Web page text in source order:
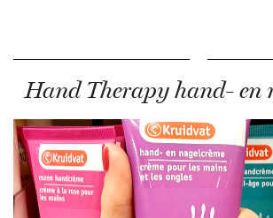
Hand Therapy hand- en